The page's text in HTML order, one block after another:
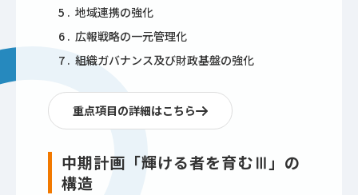
地域連携の強化
広報戦略の一元管理化
組織ガバナンス及び財政基盤の強化
重点項目の詳細はこちら
中期計画「輝ける者を育むⅢ」の
構造